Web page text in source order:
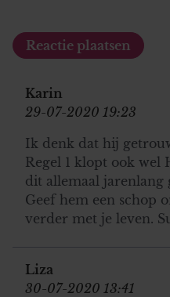
Karin
29-07-2020 19:23
Ik denk dat hij
Regel 1 klopt ook wel
dit allemaal jarenlang
Geef hem een schop
verder met je leven.
Liza
30-07-2020 13:41